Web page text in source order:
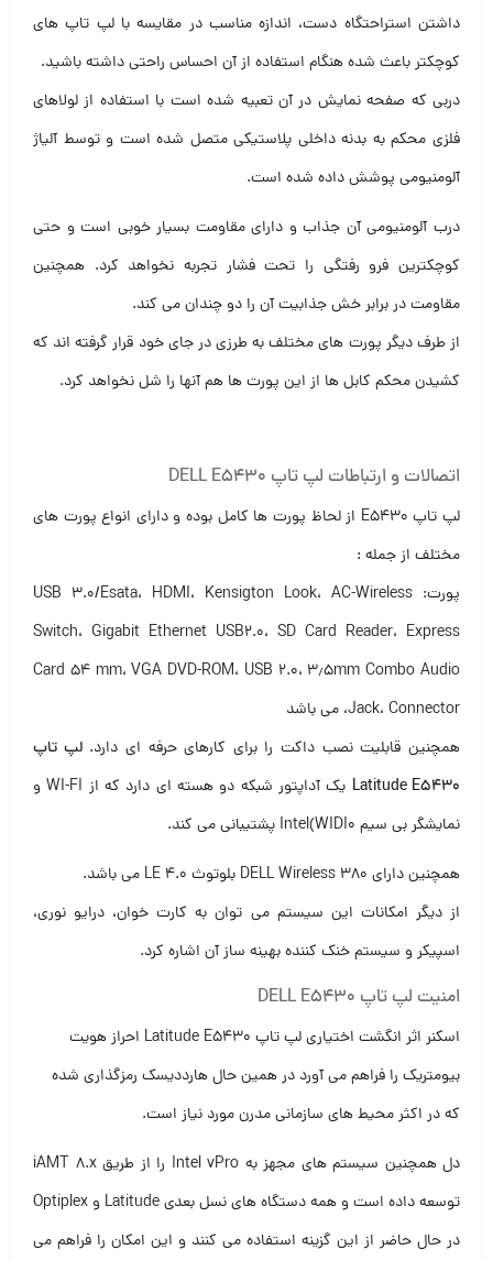
داشتن استراحتگاه دست، اندازه مناسب در مقایسه با لپ تاپ های
کوچکتر باعث شده هنگام استفاده از آن احساس راحتی داشته باشید.
دربی که صفحه نمایش در آن تعبیه شده است با استفاده از لولاهای
فلزی محکم به بدنه داخلی پلاستیکی متصل شده است و توسط آلیاژ
آلومنیومی پوشش داده شده است.
درب آلومنیومی آن جذاب و دارای مقاومت بسیار خوبی است و حتی
کوچکترین فرو رفتگی را تحت فشار تجربه نخواهد کرد. همچنین
مقاومت در برابر خش جذابیت آن را دو چندان می کند.
از طرف دیگر پورت های مختلف به طرزی در جای خود قرار گرفته اند که
کشیدن محکم کابل ها از این پورت ها هم آنها را شل نخواهد کرد.
اتصالات و ارتباطات لپ تاپ DELL E5430
لپ تاپ E5430 از لحاظ پورت ها کامل بوده و دارای انواع پورت های
مختلف از جمله :
پورت: USB 3.0/Esata، HDMI، Kensigton Look، AC-Wireless
Switch، Gigabit Ethernet USB2.0، SD Card Reader، Express
Card 54 mm، VGA DVD-ROM، USB 2.0، ۳٫۵mm Combo Audio
Jack، Connector، می باشد
همچنین قابلیت نصب داکت را برای کارهای حرفه ای دارد.لپ تاپ
Latitude E5430
یک آداپتور شبکه دو هسته ای دارد که از WI-FI و
نمایشگر بی سیم Intel(WIDI0 پشتیبانی می کند.
همچنین دارای DELL Wireless 380 بلوتوث LE 4.0 می باشد.
از دیگر امکانات این سیستم می توان به کارت خوان، درایو نوری،
اسپیکر و سیستم خنک کننده بهینه ساز آن اشاره کرد.
امنیت لپ تاپ DELL E5430
اسکنر اثر انگشت اختیاری لپ تاپ Latitude E5430 احراز هویت
بیومتریک را فراهم می آورد در همین حال هارددیسک رمزگذاری شده
که در اکثر محیط های سازمانی مدرن مورد نیاز است.
دل همچنین سیستم های مجهز به Intel vPro را از طریق iAMT 8.x
توسعه داده است و همه دستگاه های نسل بعدی Latitude و Optiplex
در حال حاضر از این گزینه استفاده می کنند و این امکان را فراهم می